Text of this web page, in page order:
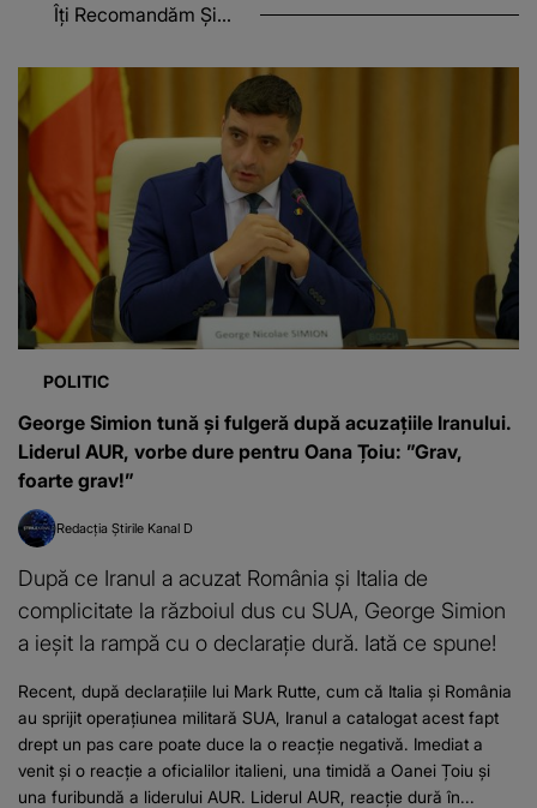
Îți Recomandăm Și...
POLITIC
George Simion tună și fulgeră după acuzațiile Iranului.
Liderul AUR, vorbe dure pentru Oana Țoiu: ”Grav,
foarte grav!”
Redacția Știrile Kanal D
După ce Iranul a acuzat România și Italia de
complicitate la războiul dus cu SUA, George Simion
a ieșit la rampă cu o declarație dură. Iată ce spune!
Recent, după declarațiile lui Mark Rutte, cum că Italia și România
au sprijit operațiunea militară SUA, Iranul a catalogat acest fapt
drept un pas care poate duce la o reacție negativă. Imediat a
venit și o reacție a oficialilor italieni, una timidă a Oanei Țoiu și
una furibundă a liderului AUR. Liderul AUR, reacție dură în...